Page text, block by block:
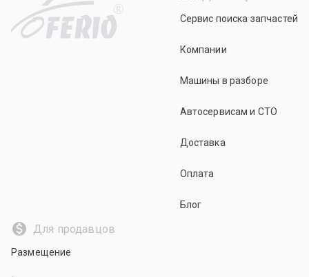
R
Сервис поиска запчастей
Компании
Машины в разборе
Автосервисам и СТО
Доставка
Оплата
Блог
Для продавцов
Размещение